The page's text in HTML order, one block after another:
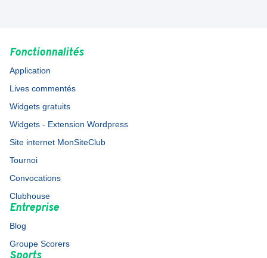
Fonctionnalités
Application
Lives commentés
Widgets gratuits
Widgets - Extension Wordpress
Site internet MonSiteClub
Tournoi
Convocations
Clubhouse
Entreprise
Blog
Groupe Scorers